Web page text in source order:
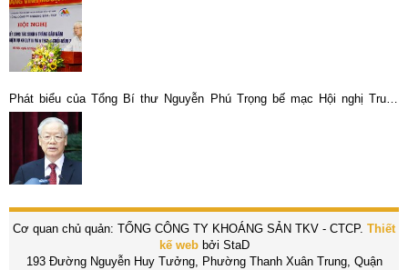
Phát biểu của Tổng Bí thư Nguyễn Phú Trọng bế mạc Hội nghị Trung
ương giữa nhiệm kỳ
Cơ quan chủ quản: TỔNG CÔNG TY KHOÁNG SẢN TKV - CTCP. Thiết
kế webbởi StaD
193 Đường Nguyễn Huy Tưởng, Phường Thanh Xuân Trung, Quận